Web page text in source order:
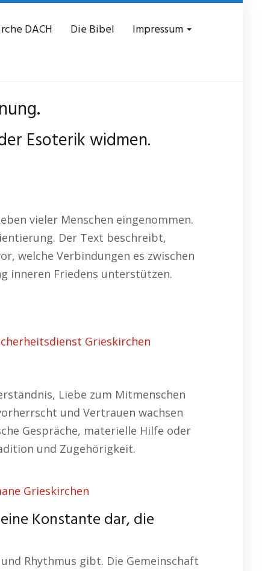
DACH Die Bibel Impressum
Esoterik widmen.
vieler Menschen eingenommen.
Der Text beschreibt,
welche Verbindungen es zwischen
inneren Friedens unterstützen.
Grieskirchen
Liebe zum Mitmenschen
und Vertrauen wachsen
Gespräche, materielle Hilfe oder
und Zugehörigkeit.
Grieskirchen
Konstante dar, die
Rhythmus gibt. Die Gemeinschaft